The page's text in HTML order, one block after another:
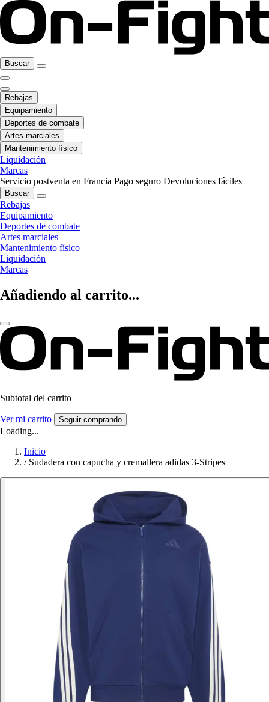
Buscar
Rebajas
Equipamiento
Deportes de combate
Artes marciales
Mantenimiento físico
Liquidación
Marcas
Servicio postventa en Francia Pago seguro Devoluciones fáciles
Buscar
Rebajas
Equipamiento
Deportes de combate
Artes marciales
Mantenimiento físico
Liquidación
Marcas
Añadiendo al carrito...
Subtotal del carrito
Ver mi carrito Seguir comprando
Loading...
Inicio
/ Sudadera con capucha y cremallera adidas 3-Stripes